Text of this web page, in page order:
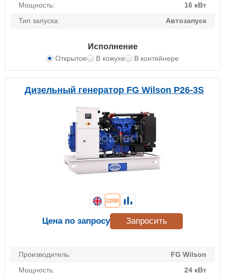
Мощность:
16 кВт
Тип запуска:
Автозапуск
Исполнение
Открытое В кожухе В контейнере
Дизельный генератор FG Wilson P26-3S
Производитель:
FG Wilson
Мощность:
24 кВт
220В
Цена по запросу Запросить